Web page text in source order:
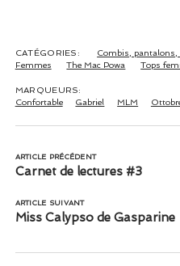
CATÉGORIES: Combis,
Femmes
The Mac Powa Tops
MARQUEURS:
Confortable
Gabriel MLM
ARTICLE PRÉCÉDENT
Carnet de lectures #3
ARTICLE SUIVANT
Miss Calypso de Gasparine